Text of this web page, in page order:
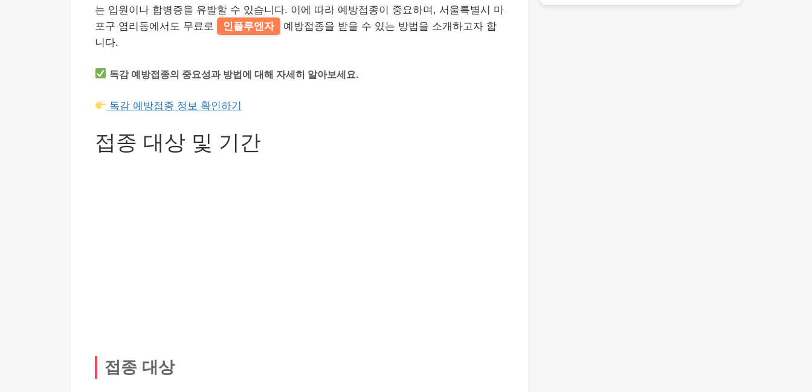
는 입원이나 합병증을 유발할 수 있습니다. 이에 따라 예방접종이 중요하며, 서울특별시 마
포구 염리동에서도 무료로
인플루엔자
예방접종을 받을 수 있는 방법을 소개하고자 합
니다.
독감 예방접종의 중요성과 방법에 대해 자세히 알아보세요.
독감 예방접종 정보 확인하기
접종 대상 및 기간
접종 대상